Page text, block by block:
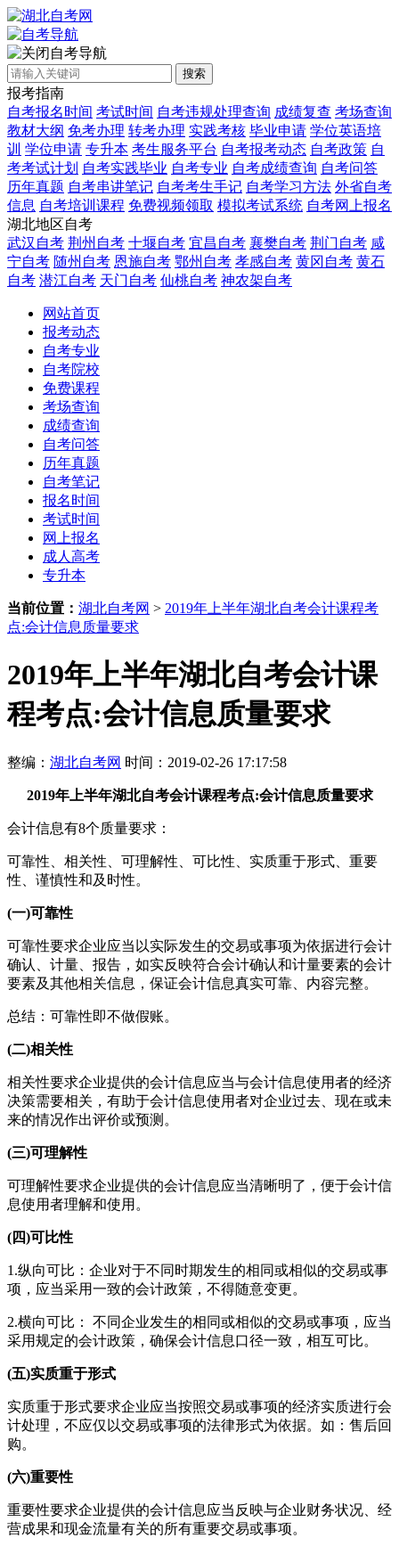
自考导航
搜索
报考指南
自考报名时间 考试时间 自考违规处理查询 成绩复查 考场查询
教材大纲 免考办理 转考办理 实践考核 毕业申请 学位英语培
训 学位申请 专升本 考生服务平台 自考报考动态 自考政策 自
考考试计划 自考实践毕业 自考专业 自考成绩查询 自考问答
历年真题 自考串讲笔记 自考考生手记 自考学习方法 外省自考
信息 自考培训课程 免费视频领取 模拟考试系统 自考网上报名
湖北地区自考
武汉自考 荆州自考 十堰自考 宜昌自考 襄樊自考 荆门自考 咸
宁自考 随州自考 恩施自考 鄂州自考 孝感自考 黄冈自考 黄石
自考 潜江自考 天门自考 仙桃自考 神农架自考
网站首页
报考动态
自考专业
自考院校
免费课程
考场查询
成绩查询
自考问答
历年真题
自考笔记
报名时间
考试时间
网上报名
成人高考
专升本
当前位置： 湖北自考网 > 2019年上半年湖北自考会计课程考
点:会计信息质量要求
2019年上半年湖北自考会计课
程考点:会计信息质量要求
整编： 湖北自考网 时间：2019-02-26 17:17:58
2019年上半年湖北自考会计课程考点:会计信息质量要求
会计信息有8个质量要求：
可靠性、相关性、可理解性、可比性、实质重于形式、重要
性、谨慎性和及时性。
(一)可靠性
可靠性要求企业应当以实际发生的交易或事项为依据进行会计
确认、计量、报告，如实反映符合会计确认和计量要素的会计
要素及其他相关信息，保证会计信息真实可靠、内容完整。
总结：可靠性即不做假账。
(二)相关性
相关性要求企业提供的会计信息应当与会计信息使用者的经济
决策需要相关，有助于会计信息使用者对企业过去、现在或未
来的情况作出评价或预测。
(三)可理解性
可理解性要求企业提供的会计信息应当清晰明了，便于会计信
息使用者理解和使用。
(四)可比性
1.纵向可比：企业对于不同时期发生的相同或相似的交易或事
项，应当采用一致的会计政策，不得随意变更。
2.横向可比： 不同企业发生的相同或相似的交易或事项，应当
采用规定的会计政策，确保会计信息口径一致，相互可比。
(五)实质重于形式
实质重于形式要求企业应当按照交易或事项的经济实质进行会
计处理，不应仅以交易或事项的法律形式为依据。如：售后回
购。
(六)重要性
重要性要求企业提供的会计信息应当反映与企业财务状况、经
营成果和现金流量有关的所有重要交易或事项。